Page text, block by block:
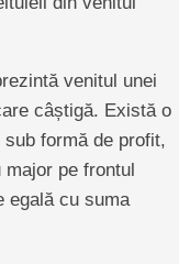
venitul unei
câștigă. Există o
formă de profit,
pe frontul
egală cu suma